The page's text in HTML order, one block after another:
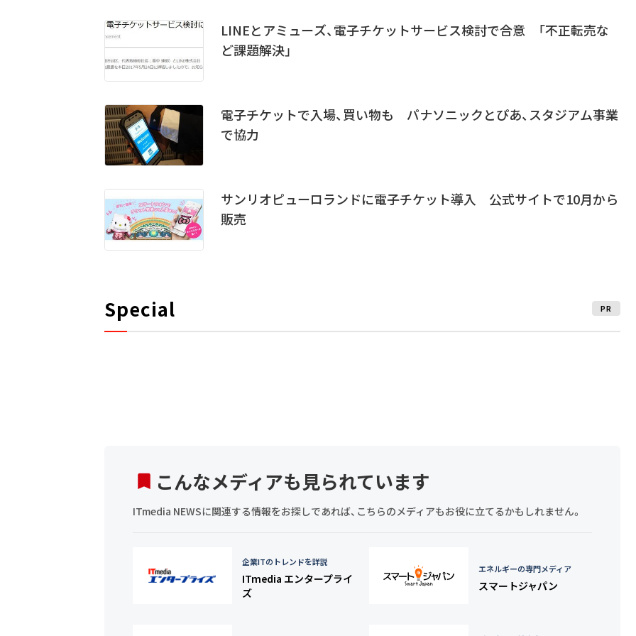
LINEとアミューズ、電子チケットサービス検討で合意 「不正転売な
ど課題解決」
電子チケットで入場、買い物も パナソニックとぴあ、スタジアム事業
で協力
サンリオピューロランドに電子チケット導入 公式サイトで10月から
販売
Special PR
こんなメディアも見られています
ITmedia NEWSに関連する情報をお探しであれば、こちらのメディアもお役に立てるかもしれません。
企業ITのトレンドを詳説
ITmedia エンタープライ
ズ
エネルギーの専門メディア
スマートジャパン